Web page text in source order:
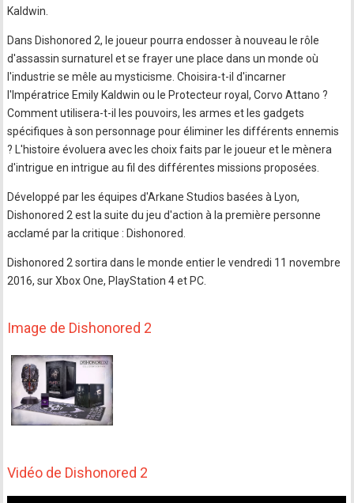
Kaldwin.
Dans Dishonored 2, le joueur pourra endosser à nouveau le rôle
d'assassin surnaturel et se frayer une place dans un monde où
l'industrie se mêle au mysticisme. Choisira-t-il d'incarner
l'Impératrice Emily Kaldwin ou le Protecteur royal, Corvo Attano ?
Comment utilisera-t-il les pouvoirs, les armes et les gadgets
spécifiques à son personnage pour éliminer les différents ennemis
? L'histoire évoluera avec les choix faits par le joueur et le mènera
d'intrigue en intrigue au fil des différentes missions proposées.
Développé par les équipes d'Arkane Studios basées à Lyon,
Dishonored 2 est la suite du jeu d'action à la première personne
acclamé par la critique : Dishonored.
Dishonored 2 sortira dans le monde entier le vendredi 11 novembre
2016, sur Xbox One, PlayStation 4 et PC.
Image de Dishonored 2
Vidéo de Dishonored 2